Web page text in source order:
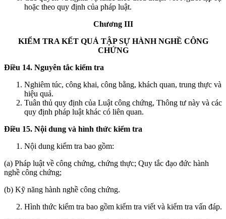
hoặc theo quy định của pháp luật.
Chương III
KIỂM TRA KẾT QUẢ TẬP SỰ HÀNH NGHỀ CÔNG
CHỨNG
Điều 14. Nguyên tắc kiểm tra
Nghiêm túc, công khai, công bằng, khách quan, trung thực và
hiệu quả.
Tuân thủ quy định của Luật công chứng, Thông tư này và các
quy định pháp luật khác có liên quan.
Điều 15. Nội dung và hình thức kiểm tra
Nội dung kiểm tra bao gồm:
(a) Pháp luật về công chứng, chứng thực; Quy tắc đạo đức hành
nghề công chứng;
(b) Kỹ năng hành nghề công chứng.
Hình thức kiểm tra bao gồm kiểm tra viết và kiểm tra vấn đáp.